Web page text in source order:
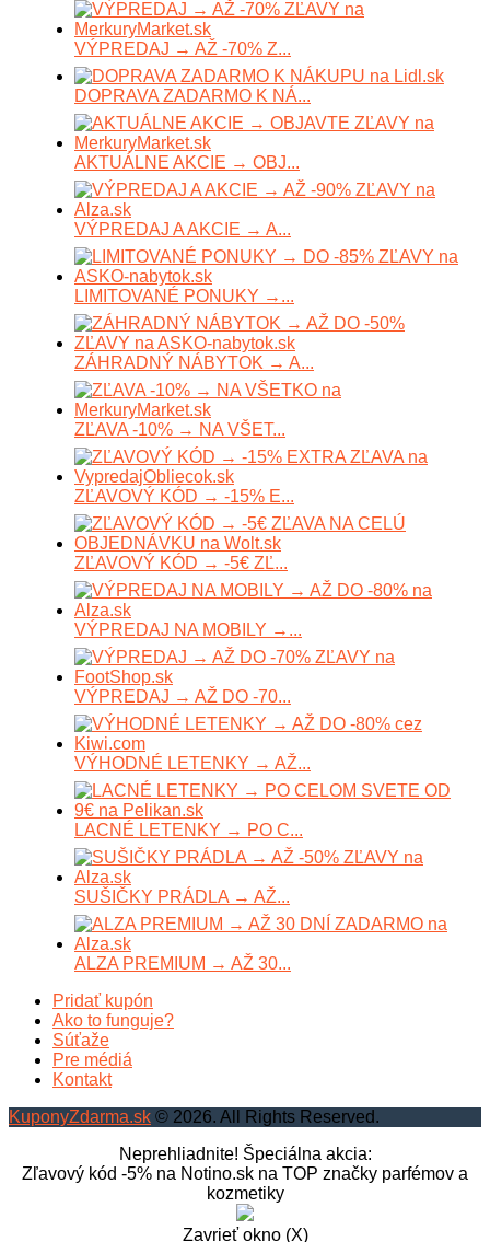
VÝPREDAJ → AŽ -70% Z...
DOPRAVA ZADARMO K NÁ...
AKTUÁLNE AKCIE → OBJ...
VÝPREDAJ A AKCIE → A...
LIMITOVANÉ PONUKY →...
ZÁHRADNÝ NÁBYTOK → A...
ZĽAVA -10% → NA VŠET...
ZĽAVOVÝ KÓD → -15% E...
ZĽAVOVÝ KÓD → -5€ ZĽ...
VÝPREDAJ NA MOBILY →...
VÝPREDAJ → AŽ DO -70...
VÝHODNÉ LETENKY → AŽ...
LACNÉ LETENKY → PO C...
SUŠIČKY PRÁDLA → AŽ...
ALZA PREMIUM → AŽ 30...
Pridať kupón
Ako to funguje?
Súťaže
Pre médiá
Kontakt
KuponyZdarma.sk © 2026. All Rights Reserved.
Neprehliadnite! Špeciálna akcia:
Zľavový kód -5% na Notino.sk na TOP značky parfémov a
kozmetiky
Zavrieť okno (X)